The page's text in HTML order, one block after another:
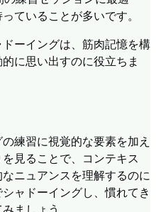
ていることが多いです。
ーイングは、筋肉記憶を構
に思い出すのに役立ちま
練習に視覚的な要素を加え
見ることで、コンテキス
ニュアンスを理解するのに
ャドーイングし、慣れてき
ましょう。